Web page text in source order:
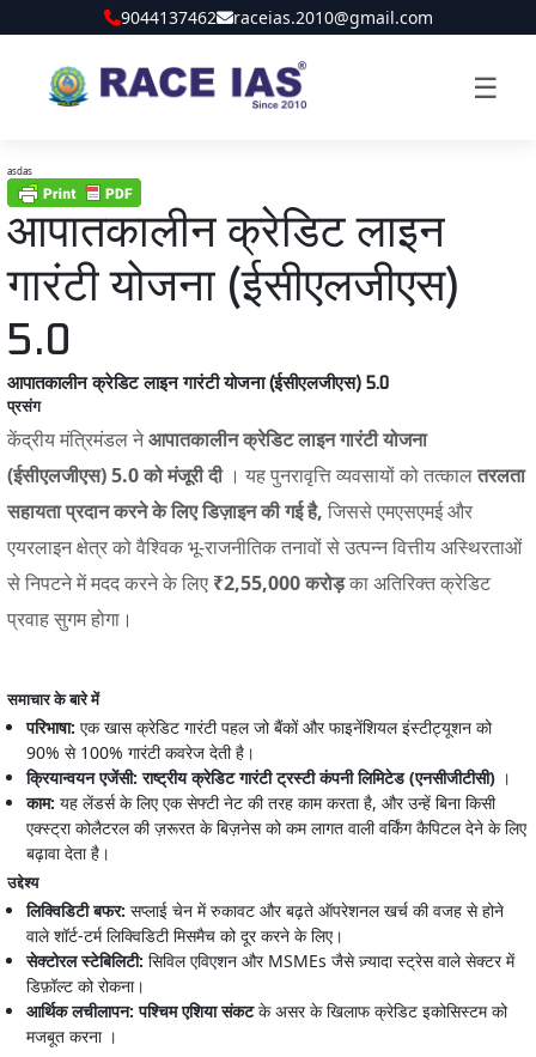
9044137462 raceias.2010@gmail.com
☰
asdas
आपातकालीन क्रेडिट लाइन
गारंटी योजना (ईसीएलजीएस)
5.0
आपातकालीन क्रेडिट लाइन गारंटी योजना (ईसीएलजीएस) 5.0
प्रसंग
केंद्रीय मंत्रिमंडल नेआपातकालीन क्रेडिट लाइन गारंटी योजना
(ईसीएलजीएस) 5.0 को मंजूरी दी । यह पुनरावृत्ति व्यवसायों को तत्कालतरलता
सहायता प्रदान करने के लिए डिज़ाइन की गई है, जिससे एमएसएमई और
एयरलाइन क्षेत्र को वैश्विक भू-राजनीतिक तनावों से उत्पन्न वित्तीय अस्थिरताओं
से निपटने में मदद करने के लिए ₹2,55,000 करोड़का अतिरिक्त क्रेडिट
प्रवाह सुगम होगा।
समाचार के बारे में
परिभाषा: एक खास क्रेडिट गारंटी पहल जो बैंकों और फाइनेंशियल इंस्टीट्यूशन को
90% से 100% गारंटी कवरेज देती है।
क्रियान्वयन एजेंसी: राष्ट्रीय क्रेडिट गारंटी ट्रस्टी कंपनी लिमिटेड (एनसीजीटीसी) ।
काम: यह लेंडर्स के लिए एक सेफ्टी नेट की तरह काम करता है, और उन्हें बिना किसी
एक्स्ट्रा कोलैटरल की ज़रूरत के बिज़नेस को कम लागत वाली वर्किंग कैपिटल देने के लिए
बढ़ावा देता है।
उद्देश्य
लिक्विडिटी बफर: सप्लाई चेन में रुकावट और बढ़ते ऑपरेशनल खर्च की वजह से होने
वाले शॉर्ट-टर्म लिक्विडिटी मिसमैच को दूर करने के लिए।
सेक्टोरल स्टेबिलिटी: सिविल एविएशन और MSMEs जैसे ज़्यादा स्ट्रेस वाले सेक्टर में
डिफ़ॉल्ट को रोकना।
आर्थिक लचीलापन: पश्चिम एशिया संकटके असर के खिलाफ क्रेडिट इकोसिस्टम को
मजबूत करना ।